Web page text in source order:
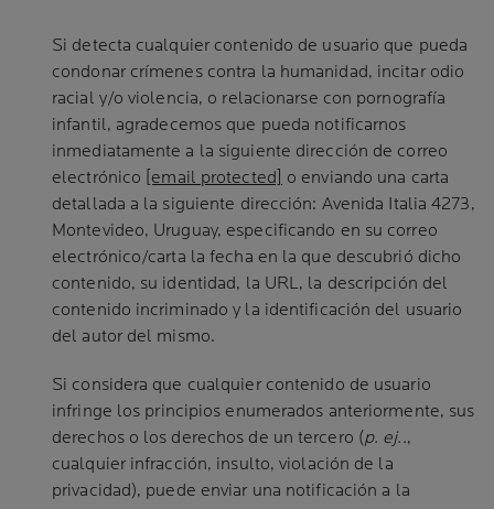
Si detecta cualquier contenido de usuario que pueda
condonar crímenes contra la humanidad, incitar odio
racial y/o violencia, o relacionarse con pornografía
infantil, agradecemos que pueda notificarnos
inmediatamente a la siguiente dirección de correo
electrónico [email protected] o enviando una carta
detallada a la siguiente dirección: Avenida Italia 4273,
Montevideo, Uruguay, especificando en su correo
electrónico/carta la fecha en la que descubrió dicho
contenido, su identidad, la URL, la descripción del
contenido incriminado y la identificación del usuario
del autor del mismo.
Si considera que cualquier contenido de usuario
infringe los principios enumerados anteriormente, sus
derechos o los derechos de un tercero (p. ej..,
cualquier infracción, insulto, violación de la
privacidad), puede enviar una notificación a la